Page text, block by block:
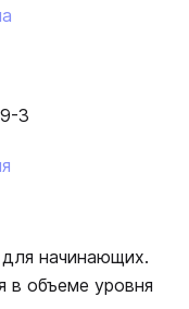
3
начинающих.
в объеме уровня